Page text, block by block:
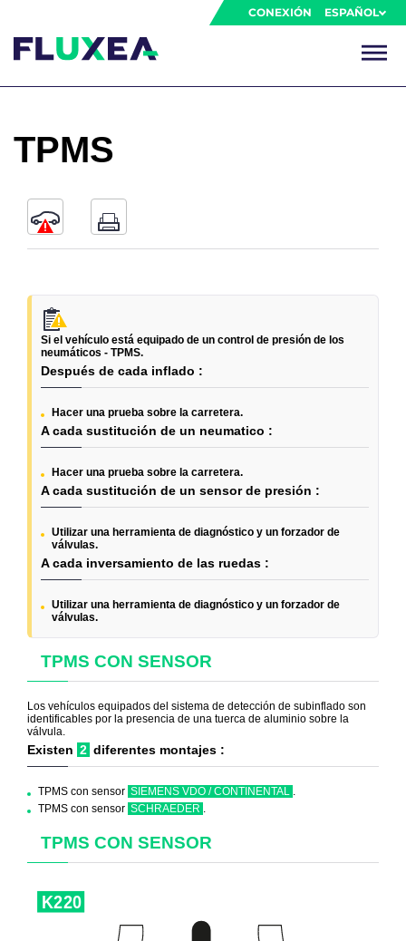
CONEXIÓN ESPAÑOL
TPMS
Si el vehículo está equipado de un control de presión de los
neumáticos - TPMS.
Después de cada inflado :
Hacer una prueba sobre la carretera.
A cada sustitución de un neumatico :
Hacer una prueba sobre la carretera.
A cada sustitución de un sensor de presión :
Utilizar una herramienta de diagnóstico y un forzador de
válvulas.
A cada inversamiento de las ruedas :
Utilizar una herramienta de diagnóstico y un forzador de
válvulas.
TPMS CON SENSOR
Los vehículos equipados del sistema de detección de subinflado son
identificables por la presencia de una tuerca de aluminio sobre la
válvula.
Existen 2 diferentes montajes :
TPMS con sensor SIEMENS VDO / CONTINENTAL .
TPMS con sensor SCHRAEDER .
TPMS CON SENSOR